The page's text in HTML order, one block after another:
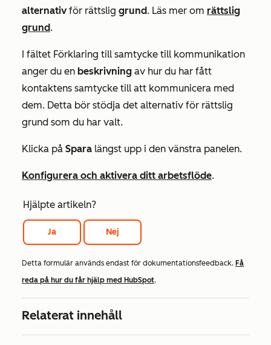
alternativför rättslig grund. Läs mer om rättslig
grund.
I fältet Förklaring till samtycke till kommunikation
anger du en beskrivning av hur du har fått
kontaktens samtycke till att kommunicera med
dem. Detta bör stödja det alternativ för rättslig
grund som du har valt.
Klicka på Spara längst upp i den vänstra panelen.
Konfigurera och aktivera ditt arbetsflöde.
Hjälpte artikeln?
Ja Nej
Detta formulär används endast för dokumentationsfeedback. Få
reda på hur du får hjälp med HubSpot.
Relaterat innehåll